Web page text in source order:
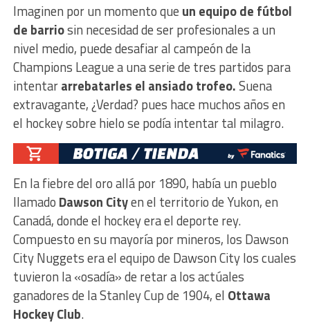
Imaginen por un momento que un equipo de fútbol
de barriosin necesidad de ser profesionales a un
nivel medio, puede desafiar al campeón de la
Champions League a una serie de tres partidos para
intentararrebatarles el ansiado trofeo.Suena
extravagante, ¿Verdad? pues hace muchos años en
el hockey sobre hielo se podía intentar tal milagro.
En la fiebre del oro allá por 1890, había un pueblo
llamado Dawson Cityen el territorio de Yukon, en
Canadá, donde el hockey era el deporte rey.
Compuesto en su mayoría por mineros, los Dawson
City Nuggets era el equipo de Dawson City los cuales
tuvieron la «osadía» de retar a los actúales
ganadores de la Stanley Cup de 1904, el Ottawa
Hockey Club.